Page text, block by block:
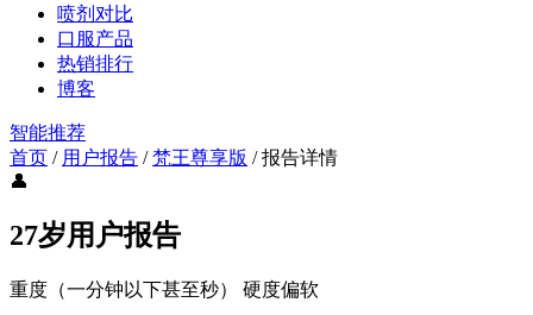
喷剂对比
口服产品
热销排行
博客
智能推荐
首页 / 用户报告 /梵王尊享版 /报告详情
👤
27岁用户报告
重度（一分钟以下甚至秒） 硬度偏软